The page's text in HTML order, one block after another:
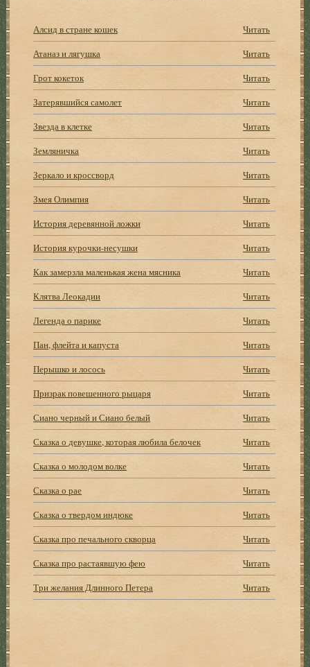
Алсид в стране кошек
Читать
Атаназ и лягушка
Читать
Грот кокеток
Читать
Затерявшийся самолет
Читать
Звезда в клетке
Читать
Земляничка
Читать
Зеркало и кроссворд
Читать
Змея Олимпия
Читать
История деревянной ложки
Читать
История курочки-несушки
Читать
Как замерзла маленькая жена мясника
Читать
Клятва Леокадии
Читать
Легенда о парике
Читать
Пан, флейта и капуста
Читать
Перышко и лосось
Читать
Призрак повешенного рыцаря
Читать
Сиано черный и Сиано белый
Читать
Сказка о девушке, которая любила белочек
Читать
Сказка о молодом волке
Читать
Сказка о рае
Читать
Сказка о твердом индюке
Читать
Сказка про печального скворца
Читать
Сказка про растаявшую фею
Читать
Три желания Длинного Петера
Читать